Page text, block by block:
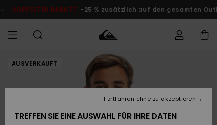
Produktinformation
RABATT -25 % zusätzlich auf den gesamten Outlet-Bereich
MÄNNER Kleidung
Accessoires
Kleidung
Accessoires
FRAUEN
Shop
Brandneu
Surf Shop
Männer
Kinder
Snow Shop
Männer
Snow Shop
Kinder
Outlet
Herren
KINDER
Auf meine
Bestellung
zugreifen
AUSVERKAUFT
TREFFEN SIE EINE AUSWAHL FÜR IHRE DATEN
Fortfahren ohne zu akzeptieren